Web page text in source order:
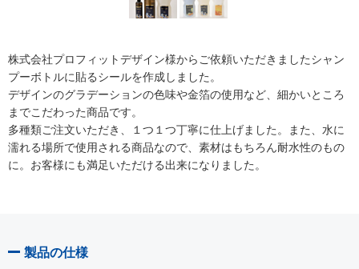
株式会社プロフィットデザイン様からご依頼いただきましたシャン
プーボトルに貼るシールを作成しました。
デザインのグラデーションの色味や金箔の使用など、細かいところ
までこだわった商品です。
多種類ご注文いただき、１つ１つ丁寧に仕上げました。また、水に
濡れる場所で使用される商品なので、素材はもちろん耐水性のもの
に。お客様にも満足いただける出来になりました。
製品の仕様